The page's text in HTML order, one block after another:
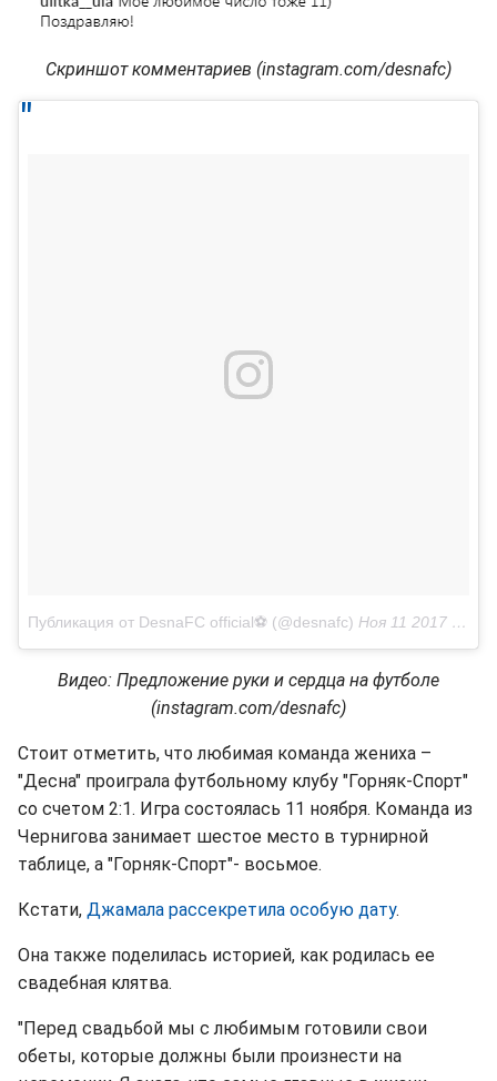
Скриншот комментариев (instagram.com/desnafc)
Публикация от DesnaFC official⚽️ (@desnafc) Ноя 11 2017 в 5:57 PST
Видео: Предложение руки и сердца на футболе
(instagram.com/desnafc)
Стоит отметить, что любимая команда жениха –
"Десна" проиграла футбольному клубу "Горняк-Спорт"
со счетом 2:1. Игра состоялась 11 ноября. Команда из
Чернигова занимает шестое место в турнирной
таблице, а "Горняк-Спорт"- восьмое.
Кстати, Джамала рассекретила особую дату.
Она также поделилась историей, как родилась ее
свадебная клятва.
"Перед свадьбой мы с любимым готовили свои
обеты, которые должны были произнести на